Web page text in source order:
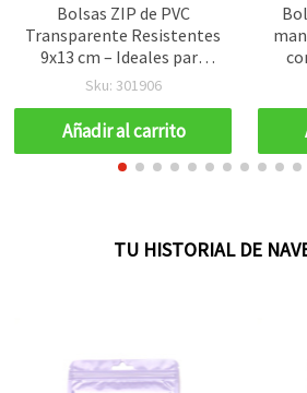
Bolsas ZIP de PVC
Transparente Resistentes
9x13 cm – Ideales para
Almacenaje y Exposición
Sku: 301906
Añadir al carrito
TU HISTORIAL DE